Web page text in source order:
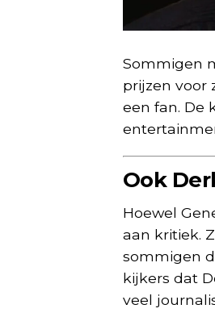
Sommigen
prijzen voor
een fan. De
Ook
Hoewel
aan kritiek.
sommigen
kijkers dat
veel